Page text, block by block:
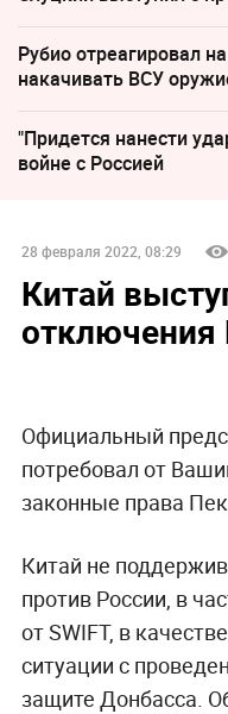
Рубио отреагировал
накачивать ВСУ
"Придется нанести
войне с Россией
28 февраля 2022, 08:29
Китай
отключения
Официальный
потребовал от
законные права
Китай не
против России, в
от SWIFT, в
ситуации с
защите Донбасса.